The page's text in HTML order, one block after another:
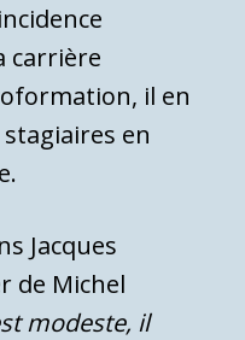
carrière
il en
en
Jacques
de Michel
modeste, il